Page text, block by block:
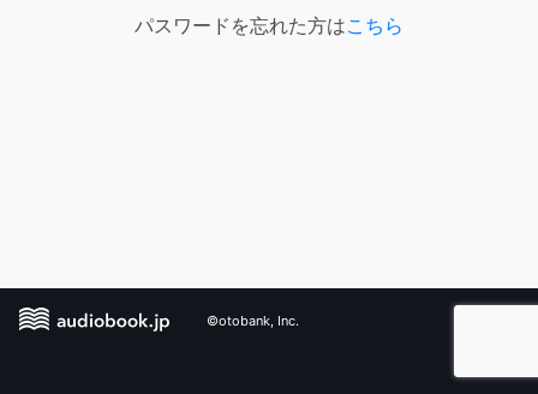
パスワードを忘れた方はこちら
©otobank, Inc.